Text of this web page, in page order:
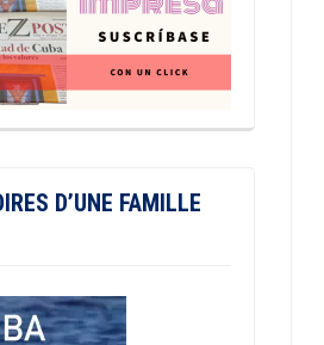
D’UNE FAMILLE